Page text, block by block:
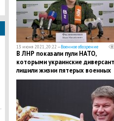
13 июня 2021, 20:22 —Военное обозрение
В ЛНР показали пули НАТО,
которыми украинские
лишили жизни пятерых военных